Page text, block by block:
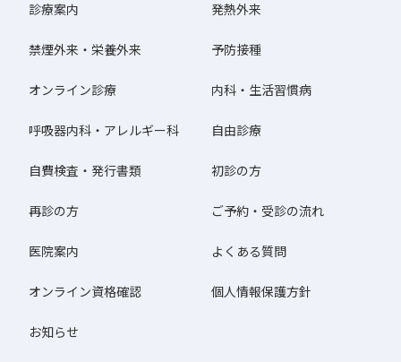
診療案内 発熱外来
禁煙外来・栄養外来 予防接種
オンライン診療 内科・生活習慣病
呼吸器内科・アレルギー科 自由診療
自費検査・発行書類 初診の方
再診の方 ご予約・受診の流れ
医院案内 よくある質問
オンライン資格確認 個人情報保護方針
お知らせ